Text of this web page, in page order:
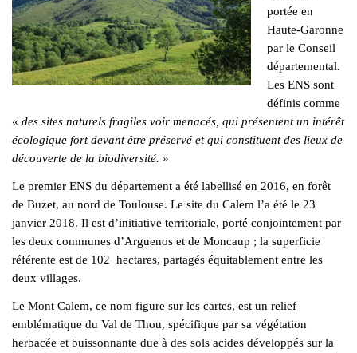
portée en
Haute-Garonne
par le Conseil
départemental.
Les ENS sont
définis comme
« des sites naturels fragiles voir menacés, qui présentent un intérêt
écologique fort devant être préservé et qui constituent des lieux de
découverte de la biodiversité. »
Le premier ENS du département a été labellisé en 2016, en forêt
de Buzet, au nord de Toulouse. Le site du Calem l’a été le 23
janvier 2018. Il est d’initiative territoriale, porté conjointement par
les deux communes d’Arguenos et de Moncaup ; la superficie
référente est de 102 hectares, partagés équitablement entre les
deux villages.
Le Mont Calem, ce nom figure sur les cartes, est un relief
emblématique du Val de Thou, spécifique par sa végétation
herbacée et buissonnante due à des sols acides développés sur la